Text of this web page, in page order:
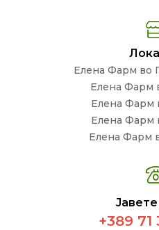
Елена Фарм во
Елена Фарм
Елена Фарм
Елена Фарм
Елена Фарм
+389 71